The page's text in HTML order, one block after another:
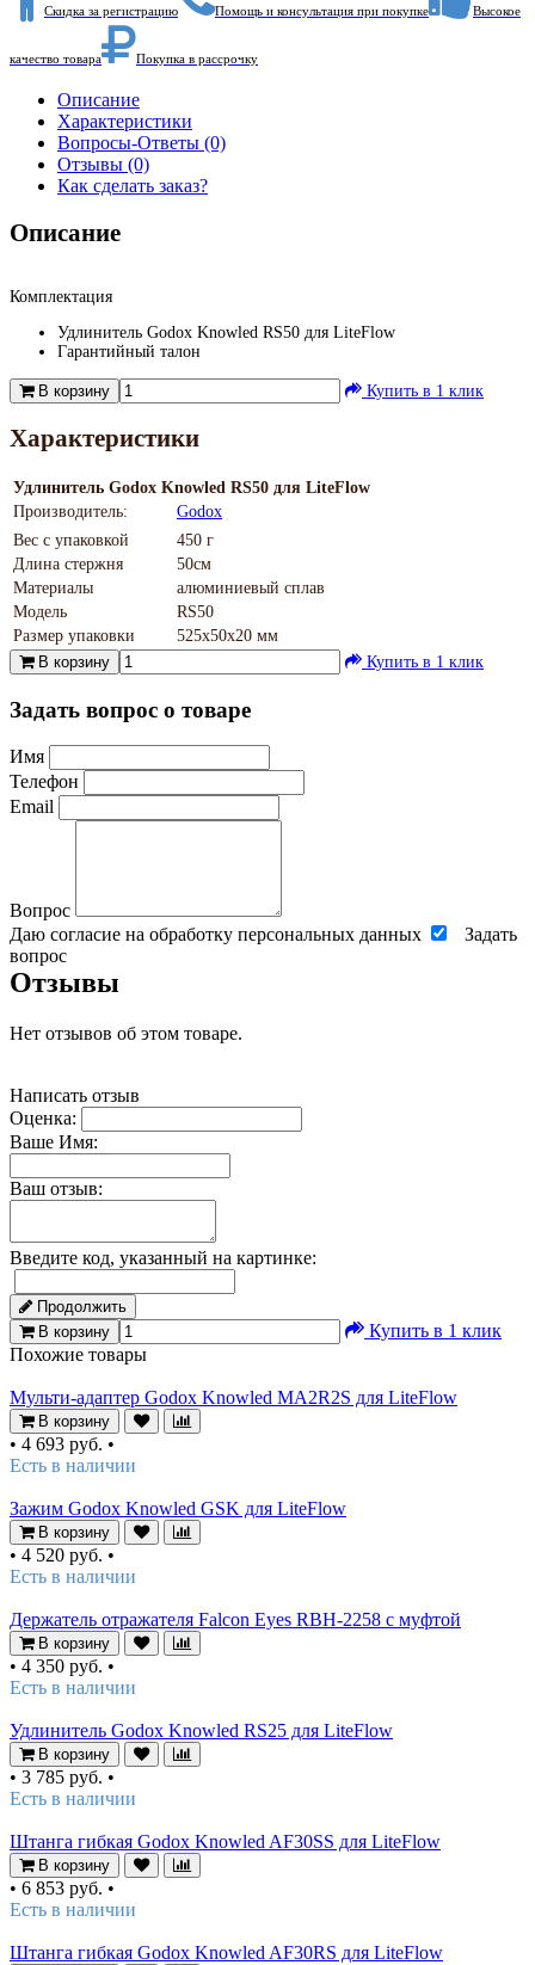
Скидка за регистрацию Помощь и консультация при покупке Высокое
качество товара Покупка в рассрочку
Описание
Характеристики
Вопросы-Ответы (0)
Отзывы (0)
Как сделать заказ?
Описание
Комплектация
Удлинитель Godox Knowled RS50 для LiteFlow
Гарантийный талон
В корзину Купить в 1 клик
Характеристики
Удлинитель Godox Knowled RS50 для LiteFlow
Производитель:
Godox
Вес с упаковкой
450 г
Длина стержня
50см
Материалы
алюминиевый сплав
Модель
RS50
Размер упаковки
525х50х20 мм
В корзину
Купить в 1 клик
Задать вопрос о товаре
Имя
Телефон
Email
Вопрос
Даю согласие на обработку персональных данных
Задать
вопрос
Отзывы
Нет отзывов об этом товаре.
Написать отзыв
Оценка:
Ваше Имя:
Ваш отзыв:
Введите код, указанный на картинке:
Продолжить
В корзину
Купить в 1 клик
Похожие товары
Мульти-адаптер Godox Knowled MA2R2S для LiteFlow
В корзину
• 4 693 руб. •
Есть в наличии
Зажим Godox Knowled GSK для LiteFlow
В корзину
• 4 520 руб. •
Есть в наличии
Держатель отражателя Falcon Eyes RBH-2258 с муфтой
В корзину
• 4 350 руб. •
Есть в наличии
Удлинитель Godox Knowled RS25 для LiteFlow
В корзину
• 3 785 руб. •
Есть в наличии
Штанга гибкая Godox Knowled AF30SS для LiteFlow
В корзину
• 6 853 руб. •
Есть в наличии
Штанга гибкая Godox Knowled AF30RS для LiteFlow